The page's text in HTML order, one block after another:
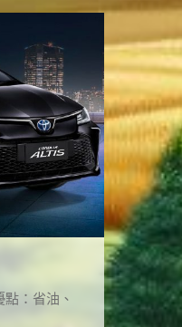
：省油、